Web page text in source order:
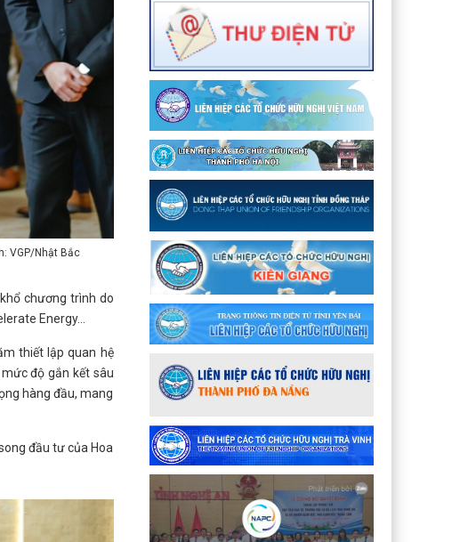
VGP/Nhật Bắc
chương trình do
Energy...
thiết lập quan hệ
độ gắn kết sâu
hàng đầu, mang
đầu tư của Hoa